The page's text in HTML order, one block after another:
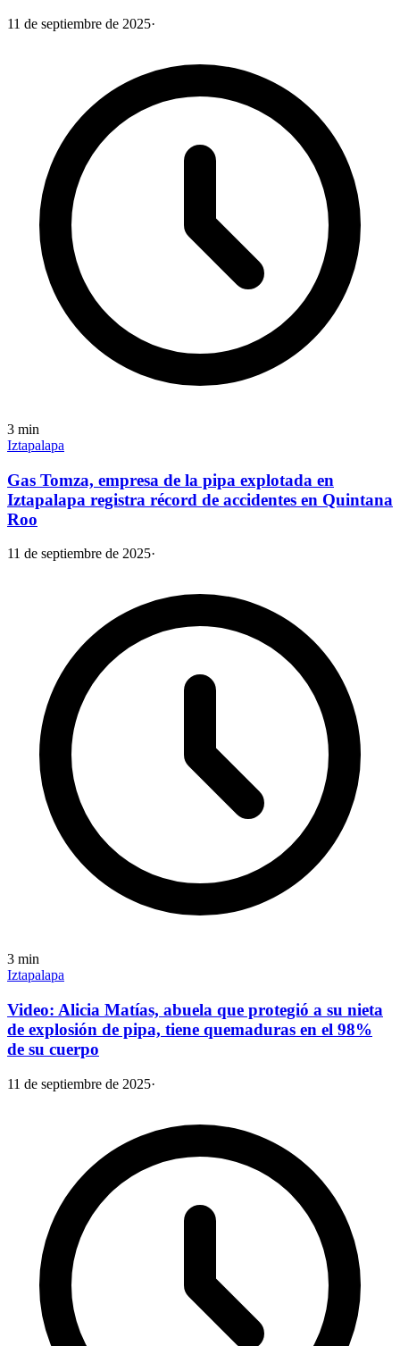
11 de septiembre de 2025·
3 min
Iztapalapa
Gas Tomza, empresa de la pipa explotada en
Iztapalapa registra récord de accidentes en Quintana
Roo
11 de septiembre de 2025·
3 min
Iztapalapa
Video: Alicia Matías, abuela que protegió a su nieta
de explosión de pipa, tiene quemaduras en el 98%
de su cuerpo
11 de septiembre de 2025·